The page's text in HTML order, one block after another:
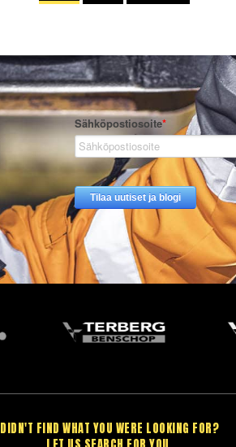
DIDN'T FIND WHAT YOU WERE LOOKING FOR?